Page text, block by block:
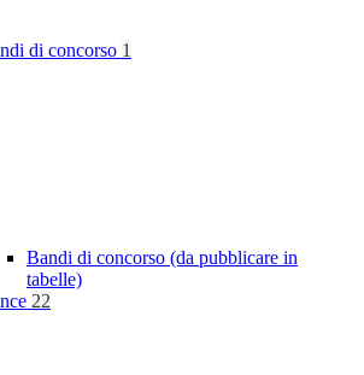
di concorso 1
Bandi di concorso (da pubblicare in
tabelle)
22